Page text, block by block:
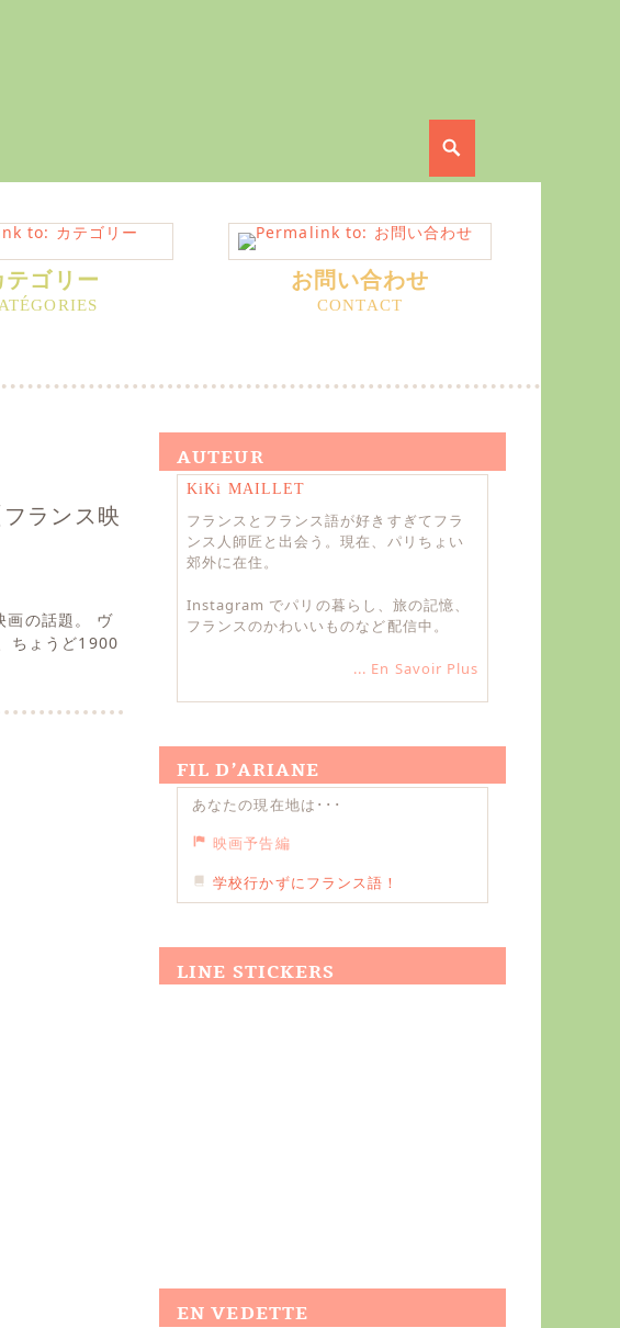
テゴリー お問い合わせ
ランス映
の話題。 ヴ
ちょうど1900
AUTEUR
KiKi MAILLET
フランスとフランス語が好きすぎてフラ
ンス人師匠と出会う。現在、パリちょい
郊外に在住。
Instagram でパリの暮らし、旅の記憶、
フランスのかわいいものなど配信中。
... En Savoir Plus
FIL D’ARIANE
あなたの現在地は･･･
映画予告編
学校行かずにフランス語！
LINE STICKERS
EN VEDETTE